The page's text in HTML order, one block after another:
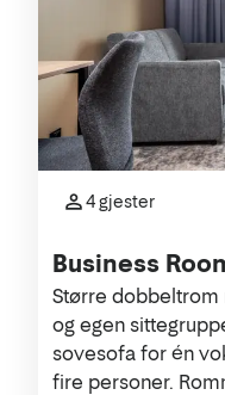
Business
Større dobbeltrom
og egen
sovesofa for én
fire personer.
4 gjester